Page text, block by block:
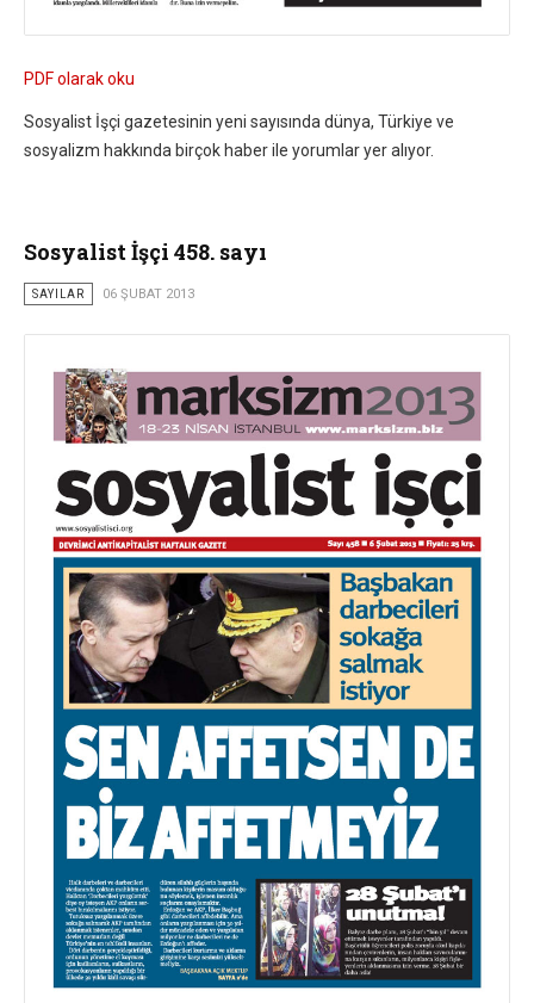
PDF olarak oku
Sosyalist İşçi gazetesinin yeni sayısında dünya, Türkiye ve
sosyalizm hakkında birçok haber ile yorumlar yer alıyor.
Sosyalist İşçi 458. sayı
SAYILAR 06 ŞUBAT 2013